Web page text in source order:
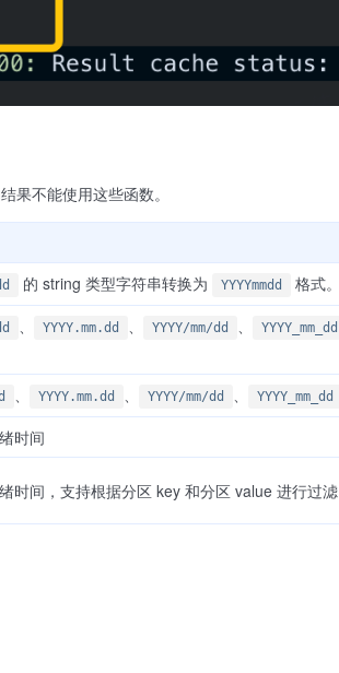
果不能使用这些函数。
的 string 类型字符串转换为 YYYYmmdd 格式。
YYYY.mm.dd YYYY/mm/dd YYYY_mm_dd
YYYY.mm.dd YYYY/mm/dd YYYY_mm_dd
时间
时间，支持根据分区 key 和分区 value 进行过滤